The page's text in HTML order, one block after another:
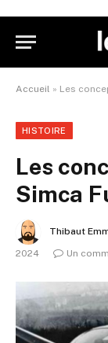
Accueil » Les
HISTOIRE
Les
Simca
Thibaut
2024
Un